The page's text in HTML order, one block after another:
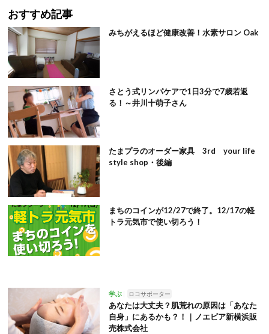
おすすめ記事
みちがえるほど健康改善！水素サロン Oak
さとう式リンパケアで1日3分で7歳若返
る！～井川十萌子さん
たまプラのオーダー家具 3rd your life
style shop・後編
まちのコインが12/27で終了。12/17の軽
トラ元気市で使い切ろう！
学ぶ ロコサポーター
あなたは大丈夫？肌荒れの原因は「あなた
自身」にあるかも？！｜ノエビア新横浜販
売株式会社